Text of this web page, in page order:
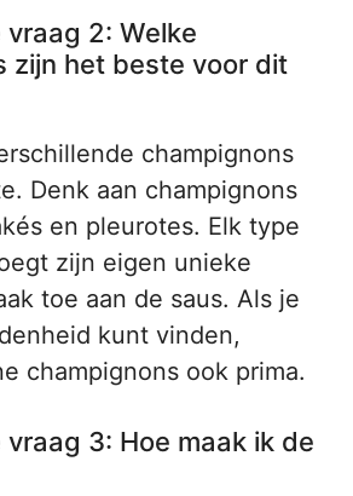
2: Welke
zijn het beste voor dit
champignons
Denk aan champignons
en pleurotes. Elk type
zijn eigen unieke
toe aan de saus. Als je
kunt vinden,
champignons ook prima.
3: Hoe maak ik de